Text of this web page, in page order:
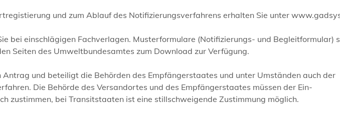
und zum Ablauf des Notifizierungsverfahrens erhalten Sie unter
bei einschlägigen Fachverlagen. Musterformulare (Notifizierungs- und Begleitformular)
Seiten des Umweltbundesamtes zum Download zur Verfügung.
und beteiligt die Behörden des Empfängerstaates und unter Umständen auch der
Die Behörde des Versandortes und des Empfängerstaates müssen der Ein-
zustimmen, bei Transitstaaten ist eine stillschweigende Zustimmung möglich.